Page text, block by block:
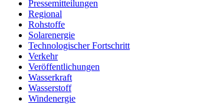
Pressemitteilungen
Regional
Rohstoffe
Solarenergie
Technologischer Fortschritt
Verkehr
Veröffentlichungen
Wasserkraft
Wasserstoff
Windenergie